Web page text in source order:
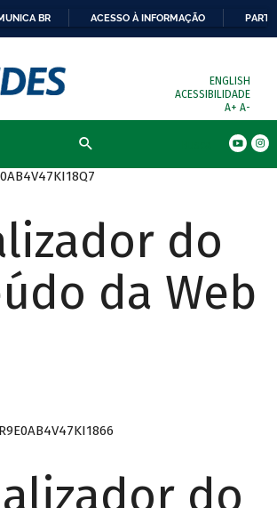
BR ACESSO À INFORMAÇÃO
ENGLISH
ACESSIBILIDADE
A+ A-
do
da Web
do